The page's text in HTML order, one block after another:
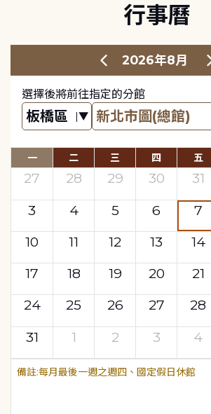
行事曆
2026年8月
選擇後將前往指定的分館
一 二 三 四 五
27 28 29 30 31
3
4 5 6 7
10
11 12 13 14
17
18 19 20 21
24
25 26 27 28
31
1 2 3 4
每月最後一週之週四、國定假日休館